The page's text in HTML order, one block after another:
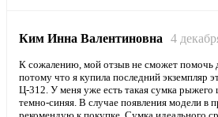
Ким Инна Валентиновна 4
К сожалению, мой отзыв не сможет помочь
потому что я купила последний экземпляр
Ц-312. У меня уже есть такая сумка рыжего
темно-синяя. В случае появления модели в